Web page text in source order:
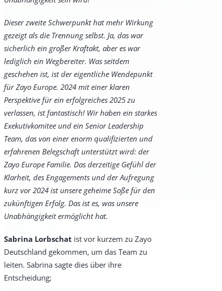
Dieser zweite Schwerpunkt hat mehr Wirkung
gezeigt als die Trennung selbst. Ja, das war
sicherlich ein großer Kraftakt, aber es war
lediglich ein Wegbereiter. Was seitdem
geschehen ist, ist der eigentliche Wendepunkt
für Zayo Europe. 2024 mit einer klaren
Perspektive für ein erfolgreiches 2025 zu
verlassen, ist fantastisch! Wir haben ein starkes
Exekutivkomitee und ein Senior Leadership
Team, das von einer enorm qualifizierten und
erfahrenen Belegschaft unterstützt wird: der
Zayo Europe Familie. Das derzeitige Gefühl der
Klarheit, des Engagements und der Aufregung
kurz vor 2024 ist unsere geheime Soße für den
zukünftigen Erfolg. Das ist es, was unsere
Unabhängigkeit ermöglicht hat.
Sabrina Lorbschat ist vor kurzem zu Zayo
Deutschland gekommen, um das Team zu
leiten. Sabrina sagte dies über ihre
Entscheidung;